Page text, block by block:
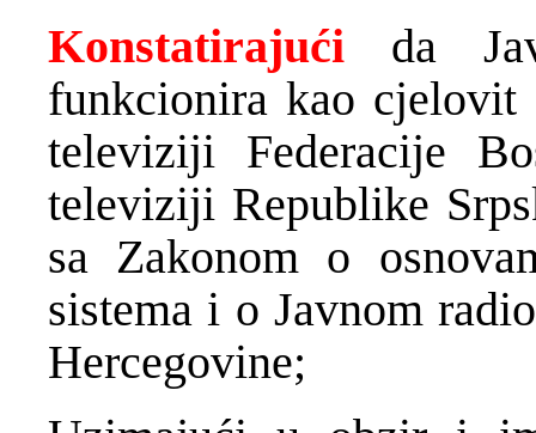
Konstatirajući da
funkcionira kao cjelovit
televiziji Federacije
televiziji Republike
sa Zakonom o
sistema i o Javnom
Hercegovine;